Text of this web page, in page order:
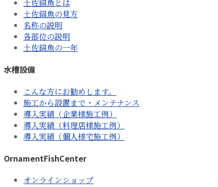
土佐錦魚とは
土佐錦魚の見方
名称の説明
各部位の説明
土佐錦魚の一年
水槽設備
こんな方にお勧めします。
施工から設置まで・メンテナンス
導入実績（企業様施工例）
導入実績（料理店様施工例）
導入実績（個人様宅施工例）
OrnamentFishCenter
オンラインショップ